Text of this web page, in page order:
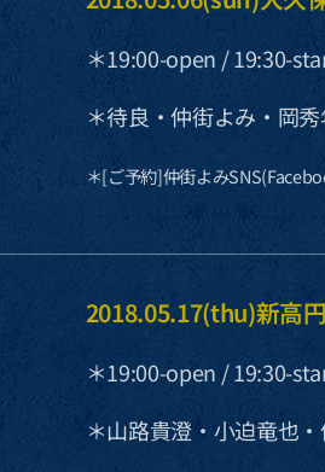
＊19:00-open / 19:30-
＊待良・仲街よみ・岡
＊[ご予約]仲街よみ
2018.05.17(thu)新高
＊19:00-open / 19:30-
＊山路貴澄・小迫竜也